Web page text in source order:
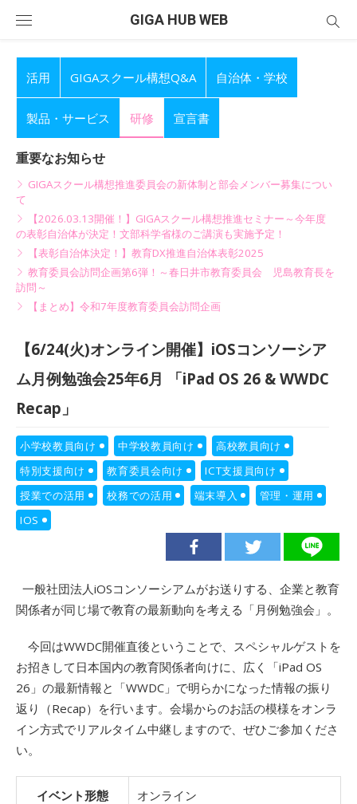
GIGA HUB WEB
活用 GIGAスクール構想Q&A 自治体・学校
製品・サービス 研修 宣言書
重要なお知らせ
GIGAスクール構想推進委員会の新体制と部会メンバー募集につい
て
【2026.03.13開催！】GIGAスクール構想推進セミナー～今年度
の表彰自治体が決定！文部科学省様のご講演も実施予定！
【表彰自治体決定！】教育DX推進自治体表彰2025
教育委員会訪問企画第6弾！～春日井市教育委員会 児島教育長を
訪問～
【まとめ】令和7年度教育委員会訪問企画
【6/24(火)オンライン開催】iOSコンソーシア
ム月例勉強会25年6月 「iPad OS 26 & WWDC
Recap」
小学校教員向け 中学校教員向け
高校教員向け
特別支援向け
教育委員会向け
ICT支援員向け
授業での活用
校務での活用 端末導入
管理・運用
IOS
一般社団法人iOSコンソーシアムがお送りする、企業と教育
関係者が同じ場で教育の最新動向を考える「月例勉強会」。
今回はWWDC開催直後ということで、スペシャルゲストを
お招きして日本国内の教育関係者向けに、広く「iPad OS
26」の最新情報と「WWDC」で明らかになった情報の振り
返り（Recap）を行います。会場からのお話の模様をオンラ
イン方式でリアルタイム中継しますので、ぜひご参加くださ
い。
イベント形態 オンライン